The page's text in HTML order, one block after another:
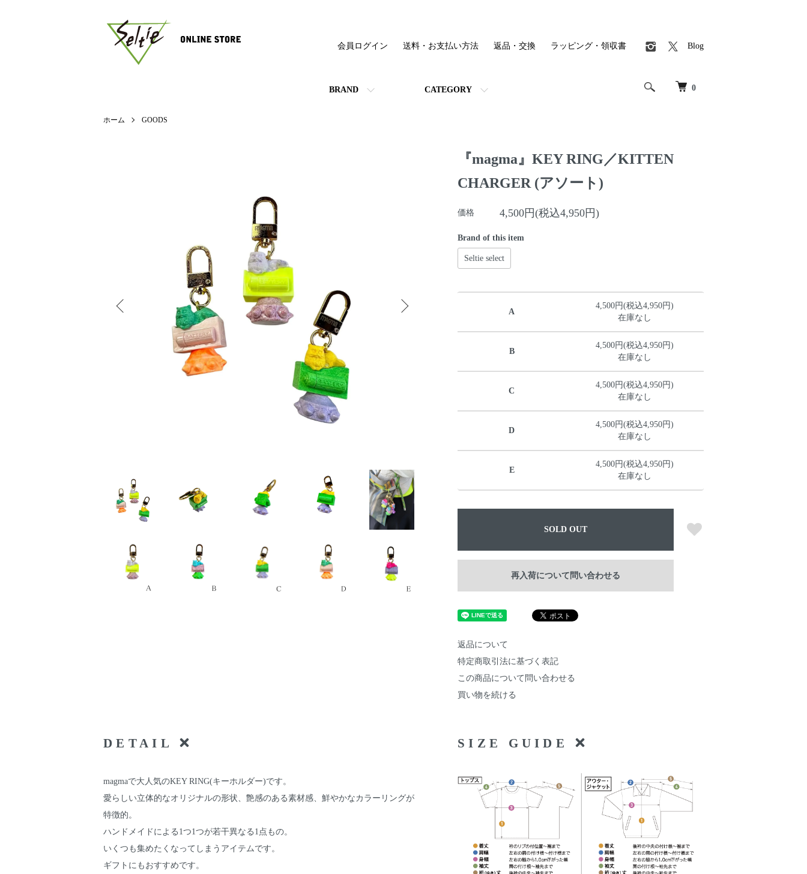
0
BRAND CATEGORY
会員ログイン 送料・お支払い方法 返品・交換 ラッピング・領収書 Blog
ホーム GOODS
『magma』KEY RING／KITTEN
CHARGER (アソート)
価格 4,500円(税込4,950円)
Brand of this item
Seltie select
A
4,500円(税込4,950円)
在庫なし
B
4,500円(税込4,950円)
在庫なし
C
4,500円(税込4,950円)
在庫なし
D
4,500円(税込4,950円)
在庫なし
E
4,500円(税込4,950円)
在庫なし
SOLD OUT
再入荷について問い合わせる
返品について
特定商取引法に基づく表記
この商品について問い合わせる
買い物を続ける
DETAIL
magmaで大人気のKEY RING(キーホルダー)です。
愛らしい立体的なオリジナルの形状、艶感のある素材感、鮮やかなカラーリングが
特徴的。
ハンドメイドによる1つ1つが若干異なる1点もの。
いくつも集めたくなってしまうアイテムです。
ギフトにもおすすめです。
SIZE GUIDE